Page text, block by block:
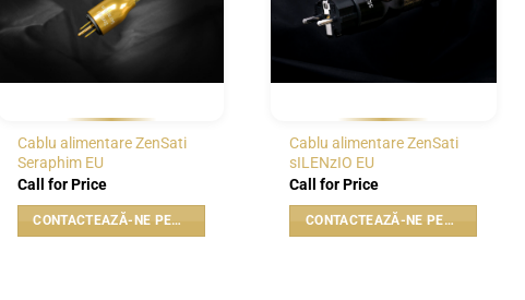
Cablu alimentare ZenSati
Seraphim EU
Call for Price
CONTACTEAZĂ-NE PENTRU PREȚ
Cablu alimentare ZenSati
sILENzIO EU
Call for Price
CONTACTEAZĂ-NE PENTRU PREȚ